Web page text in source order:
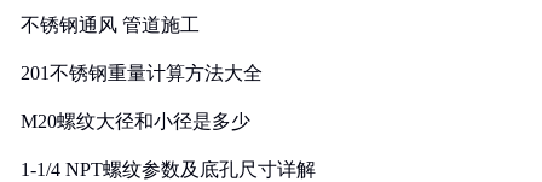
不锈钢通风 管道施工
201不锈钢重量计算方法大全
M20螺纹大径和小径是多少
1-1/4 NPT螺纹参数及底孔尺寸详解